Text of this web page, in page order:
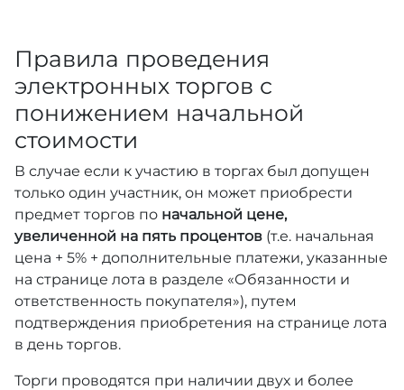
Правила проведения
электронных торгов с
понижением начальной
стоимости
В случае если к участию в торгах был допущен
только один участник, он может приобрести
предмет торгов по начальной цене,
увеличенной на пять процентов (т.е. начальная
цена + 5% + дополнительные платежи, указанные
на странице лота в разделе «Обязанности и
ответственность покупателя»), путем
подтверждения приобретения на странице лота
в день торгов.
Торги проводятся при наличии двух и более